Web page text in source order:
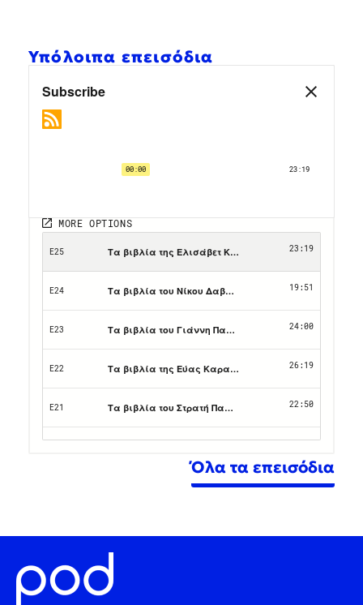
Υπόλοιπα επεισόδια
Όλα τα επεισόδια